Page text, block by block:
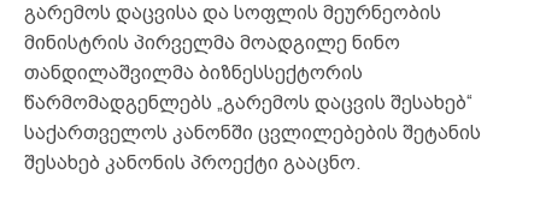
გარემოს დაცვისა და სოფლის მეურნეობის
მინისტრის პირველმა მოადგილე ნინო
თანდილაშვილმა ბიზნესსექტორის
წარმომადგენლებს „გარემოს დაცვის შესახებ“
საქართველოს კანონში ცვლილებების შეტანის
შესახებ კანონის პროექტი გააცნო.